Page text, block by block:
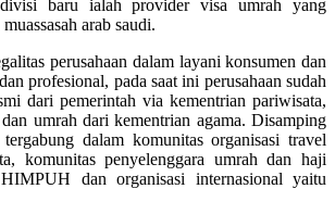
baru ialah provider visa umrah yang
arab saudi.
perusahaan dalam layani konsumen dan
profesional, pada saat ini perusahaan sudah
dari pemerintah via kementrian pariwisata,
umrah dari kementrian agama. Disamping
dalam komunitas organisasi travel
komunitas penyelenggara umrah dan haji
dan organisasi internasional yaitu